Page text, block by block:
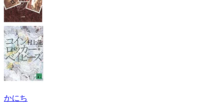
かにち